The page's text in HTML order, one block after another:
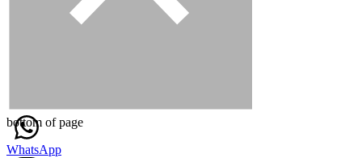
WhatsApp
bottom of page